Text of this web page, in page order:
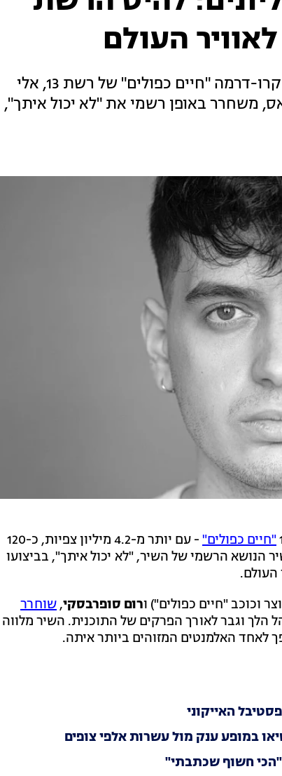
העולם
בעקבות ההצלחה המסחררת של סדרת המיקרו-דרמה "חיים כפולים" של רשת 13, אלי
משחרר באופן רשמי את "לא יכול איתך",
"חיים כפולים"
- עם יותר מ-4.2 מיליון צפיות, כ-120
- שיר הנושא הרשמי של השיר, "לא יכול איתך", בביצועו
העולם.
וכוכב "חיים כפולים") ורום סופרבסקי,שוחרר
הלך וגבר לאורך הפרקים של התוכנית. השיר מלווה
לאחד האלמנטים המזוהים ביותר איתה.
במופע ענק מול עשרות אלפי צופים
"הכי חשוף שכתבתי"